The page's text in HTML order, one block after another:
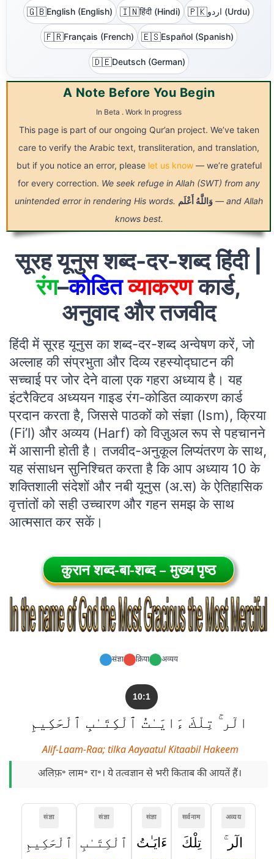
🇬🇧English (English) 🇮🇳हिंदी (Hindi) 🇵🇰 اردو (Urdu)
🇫🇷Français (French) 🇪🇸Español (Spanish)
🇩🇪Deutsch (German)
A Note Before You Begin
In Beta . Work In progress
This page is part of our ongoing Qur’an project. We’ve taken
care to verify the Arabic text, transliteration, and translation,
but if you notice an error, please let us know— we’re grateful
for every correction. We seek refuge in Allah (SWT) from any
unintended error in rendering His words.
وَاللَّهُ أَعْلَم
— and Allah
knows best.
सूरह यूनुस शब्द-दर-शब्द हिंदी |
रंग–कोडित व्याकरणकार्ड,
अनुवाद और तजवीद
हिंदी में सूरह यूनुस का शब्द-दर-शब्द अन्वेषण करें, जो
अल्लाह की संप्रभुता और दिव्य रहस्योद्घाटन की
सच्चाई पर जोर देने वाला एक गहरा अध्याय है। यह
इंटरैक्टिव अध्ययन गाइड रंग-कोडित व्याकरण कार्ड
प्रदान करता है, जिससे पाठकों को संज्ञा (Ism), क्रिया
(Fi’l) और अव्यय (Harf) को विज़ुअल रूप से पहचानने
में आसानी होती है। तजवीद-अनुकूल लिप्यंतरण के साथ,
यह संसाधन सुनिश्चित करता है कि आप अध्याय 10 के
शक्तिशाली संदेशों और नबी यूनुस (अ.स) के ऐतिहासिक
वृत्तांतों को सही उच्चारण और गहन समझ के साथ
आत्मसात कर सकें।
कुरान शब्द-बा-शब्द – मुख्य पृष्ठ
संज्ञा क्रिया अव्यय
10:1
الٓر ۚ تِلْكَ ءَايَـٰتُ ٱلْكِتَـٰبِ ٱلْحَكِيمِ
Alif-Laam-Raa; tilka Aayaatul Kitaabil Hakeem
अलिफ़॰ लाम॰ रा॰। ये तत्वज्ञान से भरी किताब की आयतें हैं।
अव्यय
الٓر ۚ
सर्वनाम
تِلْكَ
संज्ञा
ءَايَـٰتُ
संज्ञा
ٱلْكِتَـٰبِ
संज्ञा
ٱلْحَكِيمِ